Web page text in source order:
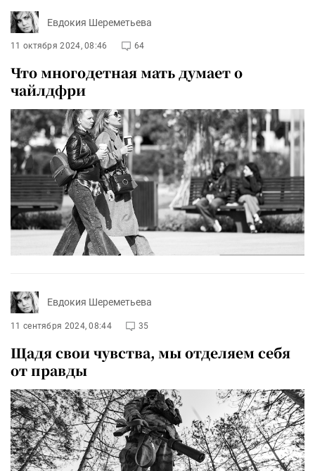
Евдокия Шереметьева
11 октября 2024, 08:46 64
Что многодетная мать думает о
чайлдфри
Евдокия Шереметьева
11 сентября 2024, 08:44 35
Щадя свои чувства, мы отделяем себя
от правды